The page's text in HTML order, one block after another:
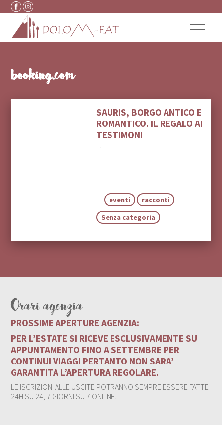
Vai al contenuto
booking.com
SAURIS, BORGO ANTICO E
ROMANTICO. IL REGALO AI
TESTIMONI
[...]
eventi
racconti
Senza categoria
Orari agenzia
PROSSIME APERTURE AGENZIA:
PER L’ESTATE SI RICEVE ESCLUSIVAMENTE SU
APPUNTAMENTO FINO A SETTEMBRE PER
CONTINUI VIAGGI PERTANTO NON SARA’
GARANTITA L’APERTURA REGOLARE.
LE ISCRIZIONI ALLE USCITE POTRANNO SEMPRE ESSERE FATTE
24H SU 24, 7 GIORNI SU 7 ONLINE.